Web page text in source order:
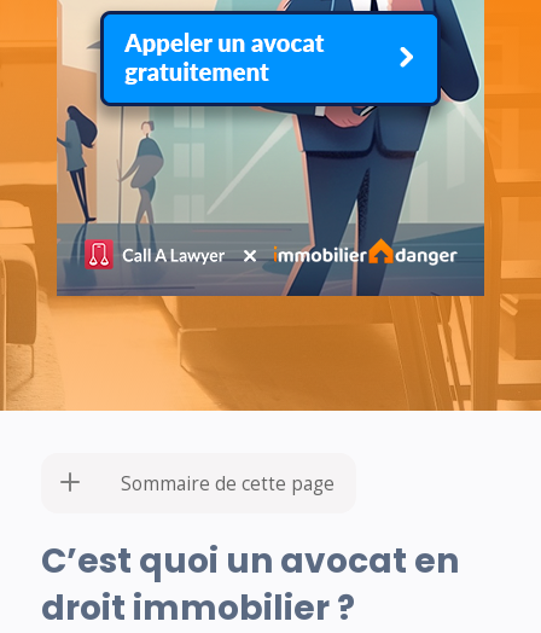
Sommaire de cette page
C’est quoi un avocat en
droit immobilier ?